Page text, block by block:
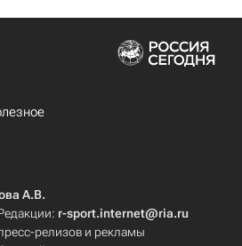
А.В.
r-sport.internet@ria.ru
релизов и рекламы